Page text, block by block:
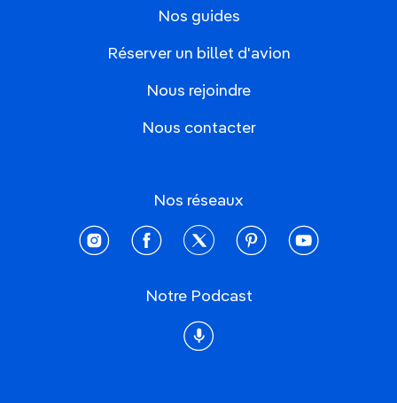
Nos guides
Réserver un billet d'avion
Nous rejoindre
Nous contacter
Nos réseaux
instagramfacebooktwitter pinterestyoutube
Notre Podcast
Podcast